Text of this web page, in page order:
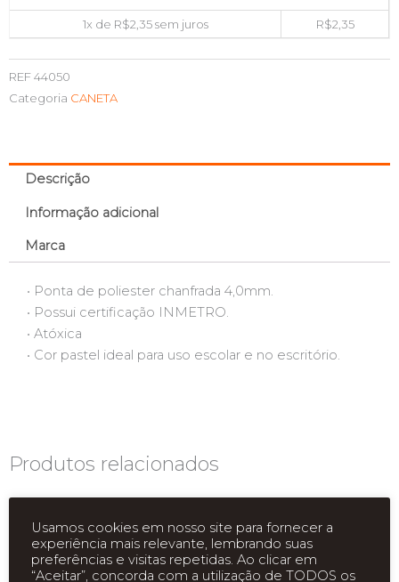
MAXPRINT
1x de R$2,35sem juros R$2,35
REF44050
Categoria CANETA
Descrição
Informação adicional
Marca
• Ponta de poliester chanfrada 4,0mm.
• Possui certificação INMETRO.
• Atóxica
• Cor pastel ideal para uso escolar e no escritório.
Produtos relacionados
Usamos cookies em nosso site para fornecer a
experiência mais relevante, lembrando suas
preferências e visitas repetidas. Ao clicar em
“Aceitar”, concorda com a utilização de TODOS os